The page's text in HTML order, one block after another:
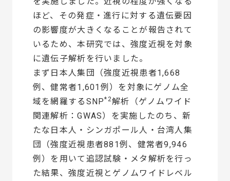
ほど、その発症・進行に対する遺伝要因
の影響度が大きくなることが報告されて
いるため、本研究では、強度近視を対象
に遺伝子解析を行いました。
まず日本人集団（強度近視患者1,668
例、健常者1,601例）を対象にゲノム全
域を網羅するSNP*2解析（ゲノムワイド
関連解析：GWAS）を実施したのち、新
たな日本人・シンガポール人・台湾人集
団（強度近視患者881例、健常者9,946
例）を用いて追認試験・メタ解析を行っ
た結果、強度近視とゲノムワイドレベル